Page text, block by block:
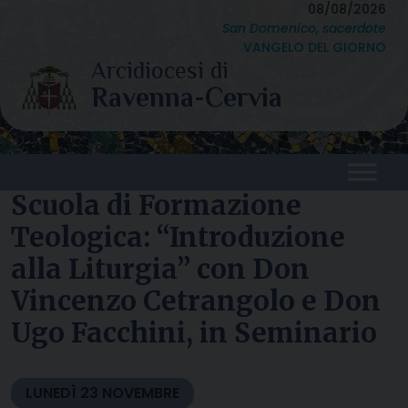
content
08/08/2026
San Domenico, sacerdote
VANGELO DEL GIORNO
Scuola di Formazione
Teologica: “Introduzione
alla Liturgia” con Don
Vincenzo Cetrangolo e Don
Ugo Facchini, in Seminario
LUNEDÌ 23 NOVEMBRE